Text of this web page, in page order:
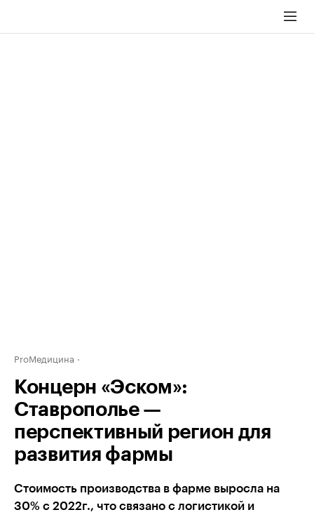
ProМедицина
Концерн «Эском»:
Ставрополье —
перспективный регион для
развития фармы
Стоимость производства в фарме выросла на
30% с 2022г., что связано с логистикой и